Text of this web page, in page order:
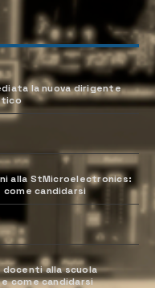
la nuova dirigente
alla StMicroelectronics:
candidarsi
docenti alla scuola
come candidarsi